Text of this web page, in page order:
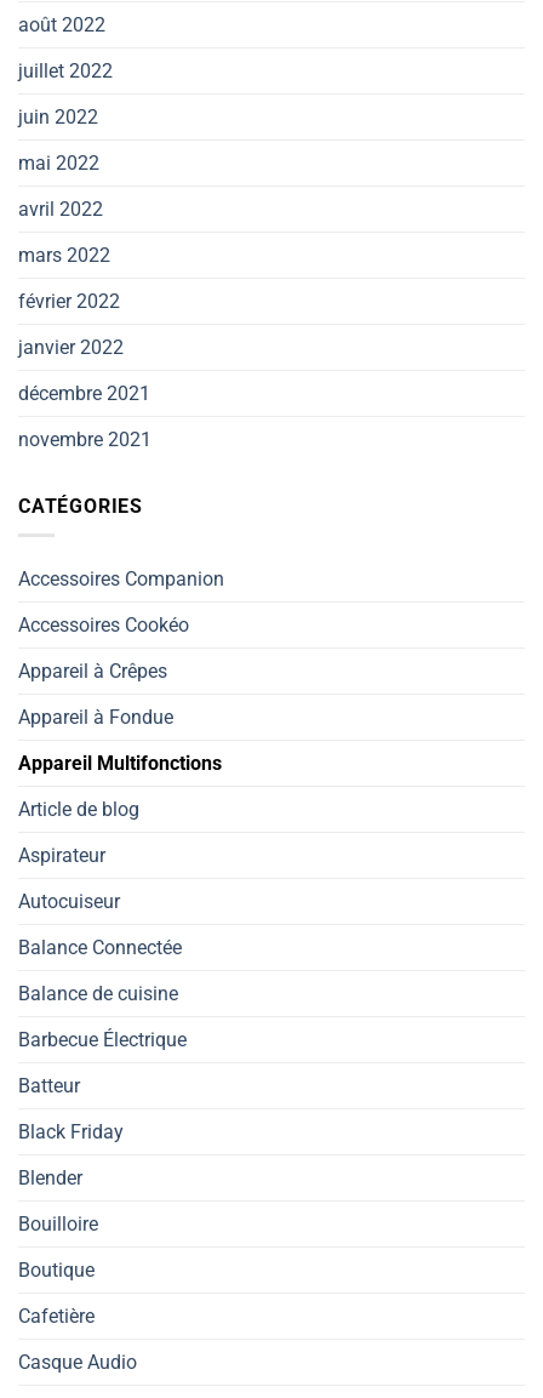
août 2022
juillet 2022
juin 2022
mai 2022
avril 2022
mars 2022
février 2022
janvier 2022
décembre 2021
novembre 2021
CATÉGORIES
Accessoires Companion
Accessoires Cookéo
Appareil à Crêpes
Appareil à Fondue
Appareil Multifonctions
Article de blog
Aspirateur
Autocuiseur
Balance Connectée
Balance de cuisine
Barbecue Électrique
Batteur
Black Friday
Blender
Bouilloire
Boutique
Cafetière
Casque Audio